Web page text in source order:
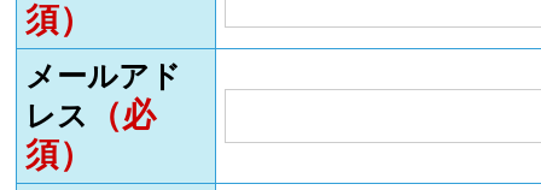
須）
メールアド
レス
（必
須）